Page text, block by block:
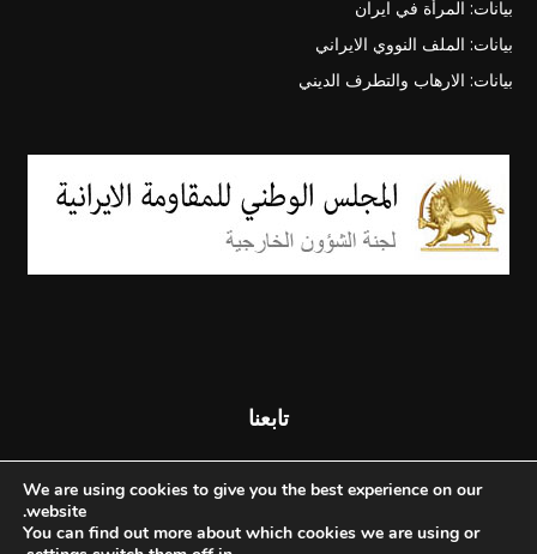
بيانات: المرأة في ايران
بيانات: الملف النووي الايراني
بيانات: الارهاب والتطرف الديني
تابعنا
We are using cookies to give you the best experience on our
website.
You can find out more about which cookies we are using or